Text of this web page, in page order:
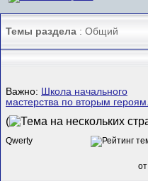
Темы раздела : Общий
Важно:
Школа начального
мастерства по вторым героям.
(
Qwerty
от